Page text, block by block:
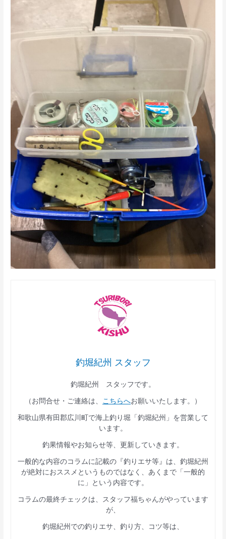
釣堀紀州 スタッフ
釣堀紀州 スタッフです。
（お問合せ・ご連絡は、
こちらへお願いいたします。）
和歌山県有田郡広川町で海上釣り堀「釣堀紀州」を営業して
います。
釣果情報やお知らせ等、更新していきます。
一般的な内容のコラムに記載の『釣りエサ等』は、釣堀紀州
が絶対におススメというものではなく、あくまで「一般的
に」という内容です。
コラムの最終チェックは、スタッフ福ちゃんがやっています
が、
釣堀紀州での釣りエサ、釣り方、コツ等は、